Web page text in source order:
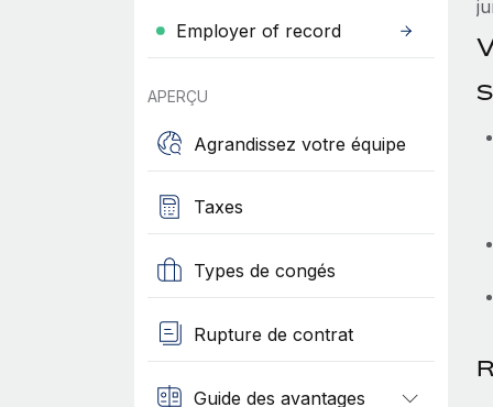
Employer of record
APERÇU
Agrandissez votre équipe
Taxes
Types de congés
Rupture de contrat
Guide des avantages